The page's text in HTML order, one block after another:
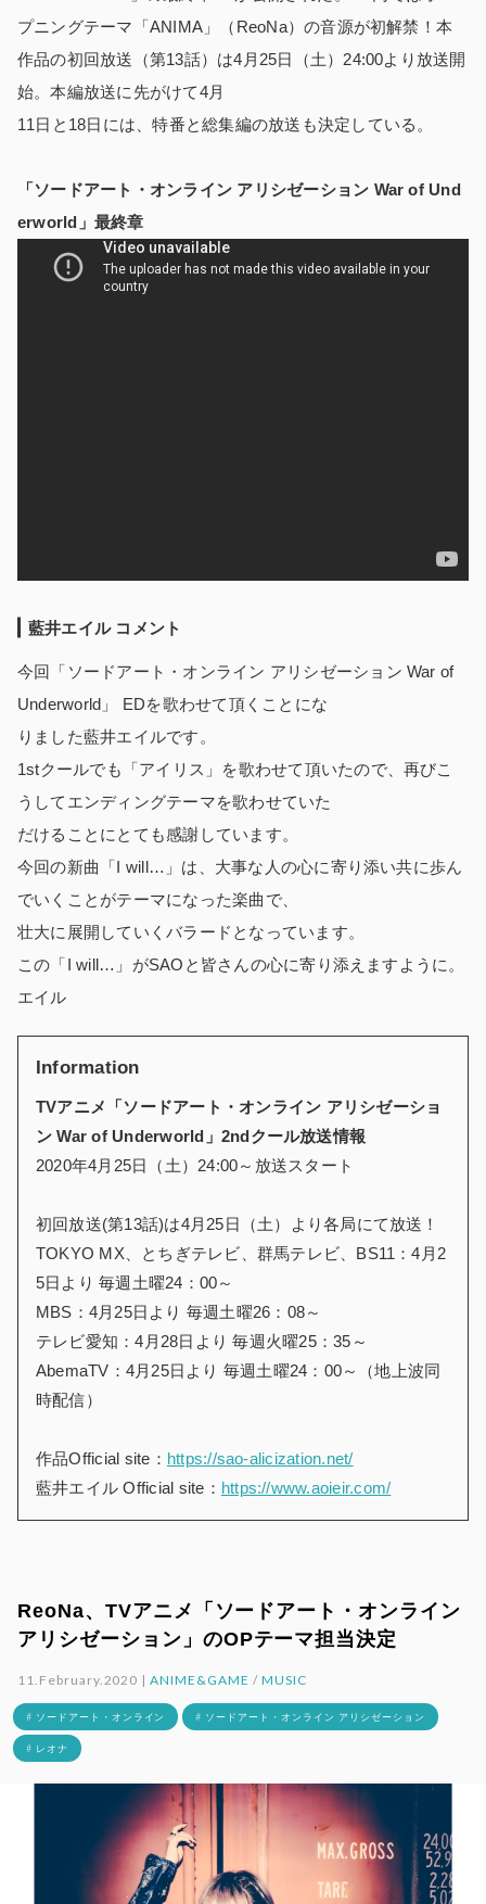
プニングテーマ「ANIMA」（ReoNa）の音源が初解禁！本
作品の初回放送（第13話）は4月25日（土）24:00より放送開
始。本編放送に先がけて4月
11日と18日には、特番と総集編の放送も決定している。
「ソードアート・オンライン アリシゼーション War of Und
erworld」最終章
藍井エイル コメント
今回「ソードアート・オンライン アリシゼーション War of
Underworld」 EDを歌わせて頂くことにな
りました藍井エイルです。
1stクールでも「アイリス」を歌わせて頂いたので、再びこ
うしてエンディングテーマを歌わせていた
だけることにとても感謝しています。
今回の新曲「I will…」は、大事な人の心に寄り添い共に歩ん
でいくことがテーマになった楽曲で、
壮大に展開していくバラードとなっています。
この「I will…」がSAOと皆さんの心に寄り添えますように。
エイル
Information
TVアニメ「ソードアート・オンライン アリシゼーショ
ン War of Underworld」2ndクール放送情報
2020年4月25日（土）24:00～放送スタート
初回放送(第13話)は4月25日（土）より各局にて放送！
TOKYO MX、とちぎテレビ、群馬テレビ、BS11：4月2
5日より 毎週土曜24：00～
MBS：4月25日より 毎週土曜26：08～
テレビ愛知：4月28日より 毎週火曜25：35～
AbemaTV：4月25日より 毎週土曜24：00～（地上波同
時配信）
作品Official site： https://sao-alicization.net/
藍井エイル Official site： https://www.aoieir.com/
ReoNa、TVアニメ「ソードアート・オンライン
アリシゼーション」のOPテーマ担当決定
11.February.2020 |ANIME&GAME / MUSIC
# ソードアート・オンライン # ソードアート・オンライン アリシゼーション
# レオナ